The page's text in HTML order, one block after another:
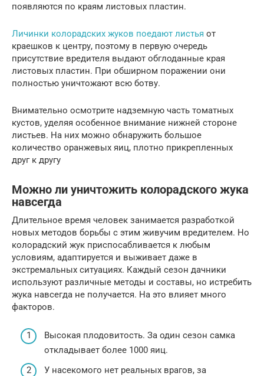
появляются по краям листовых пластин.
Личинки колорадских жуков поедают листья от
краешков к центру, поэтому в первую очередь
присутствие вредителя выдают обглоданные края
листовых пластин. При обширном поражении они
полностью уничтожают всю ботву.
Внимательно осмотрите надземную часть томатных
кустов, уделяя особенное внимание нижней стороне
листьев. На них можно обнаружить большое
количество оранжевых яиц, плотно прикрепленных
друг к другу
Можно ли уничтожить колорадского жука
навсегда
Длительное время человек занимается разработкой
новых методов борьбы с этим живучим вредителем. Но
колорадский жук приспосабливается к любым
условиям, адаптируется и выживает даже в
экстремальных ситуациях. Каждый сезон дачники
используют различные методы и составы, но истребить
жука навсегда не получается. На это влияет много
факторов.
Высокая плодовитость. За один сезон самка
откладывает более 1000 яиц.
У насекомого нет реальных врагов, за